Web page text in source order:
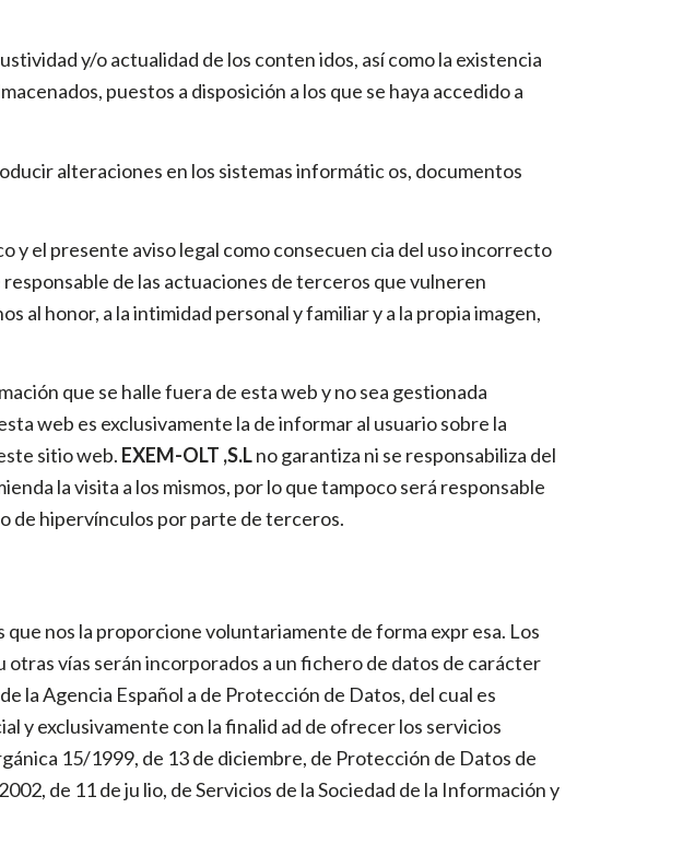
y/o actualidad de los conten idos, así como la existencia
puestos a disposición a los que se haya accedido a
alteraciones en los sistemas informátic os, documentos
y el presente aviso legal como consecuen cia del uso incorrecto
responsable de las actuaciones de terceros que vulneren
honor, a la intimidad personal y familiar y a la propia imagen,
que se halle fuera de esta web y no sea gestionada
web es exclusivamente la de informar al usuario sobre la
sitio web. EXEM-OLT ,S.Lno garantiza ni se responsabiliza del
la visita a los mismos, por lo que tampoco será responsable
de hipervínculos por parte de terceros.
nos la proporcione voluntariamente de forma expr esa. Los
vías serán incorporados a un fichero de datos de carácter
la Agencia Español a de Protección de Datos, del cual es
y exclusivamente con la finalid ad de ofrecer los servicios
15/1999, de 13 de diciembre, de Protección de Datos de
de 11 de ju lio, de Servicios de la Sociedad de la Información y